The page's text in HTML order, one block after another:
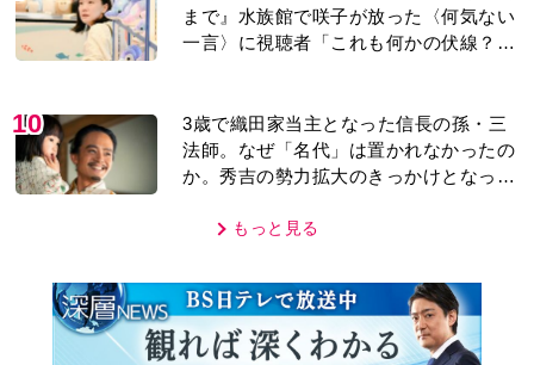
まで』水族館で咲子が放った〈何気ない
一言〉に視聴者「これも何かの伏線？」
10
3歳で織田家当主となった信長の孫・三
法師。なぜ「名代」は置かれなかったの
か。秀吉の勢力拡大のきっかけとなった
が『豊臣兄弟！』を解説
もっと見る